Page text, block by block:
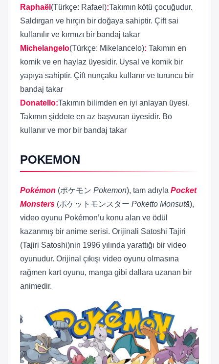
Raphaël (Türkçe: Rafael):Takımın kötü çocuğudur.
Saldırgan ve hırçın bir doğaya sahiptir. Çift sai
kullanılır ve kırmızı bir bandaj takar
Michelangelo(Türkçe: Mikelancelo): Takımın en
komik ve en haylaz üyesidir. Uysal ve komik bir
yapıya sahiptir. Çift nunçaku kullanır ve turuncu bir
bandaj takar
Donatello:Takımın bilimden en iyi anlayan üyesi.
Takımın şiddete en az başvuran üyesidir. Bō
kullanır ve mor bir bandaj takar
POKEMON
Pokémon (ポケモン Pokemon), tam adıyla Pocket
Monsters (ポケットモンスター Poketto Monsutā),
video oyunu Pokémon’u konu alan ve ödül
kazanmış bir anime serisi. Orijinali Satoshi Tajiri
(Tajiri Satoshi)nin 1996 yılında yarattığı bir video
oyunudur. Orijinal çıkışı video oyunu olmasına
rağmen kart oyunu, manga gibi dallara uzanan bir
animedir.